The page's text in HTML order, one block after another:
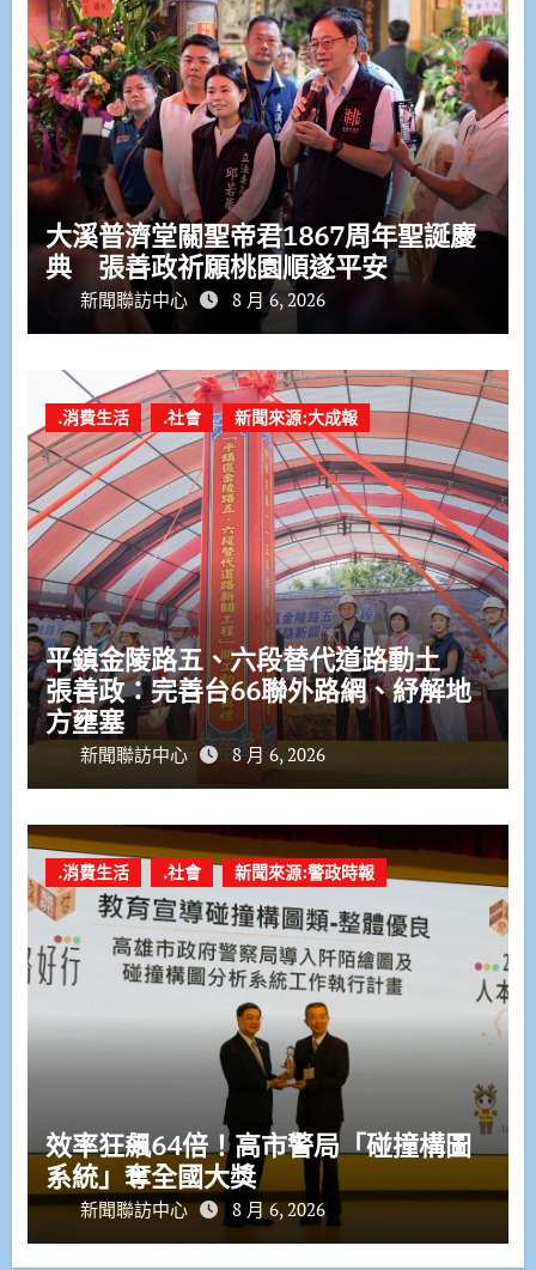
大溪普濟堂關聖帝君1867周年聖誕慶
典 張善政祈願桃園順遂平安
新聞聯訪中心 8 月 6, 2026
.消費生活 .社會 新聞來源:大成報
平鎮金陵路五、六段替代道路動土
張善政：完善台66聯外路網、紓解地
方壅塞
新聞聯訪中心 8 月 6, 2026
.消費生活 .社會 新聞來源:警政時報
效率狂飆64倍！高市警局「碰撞構圖
系統」奪全國大獎
新聞聯訪中心 8 月 6, 2026